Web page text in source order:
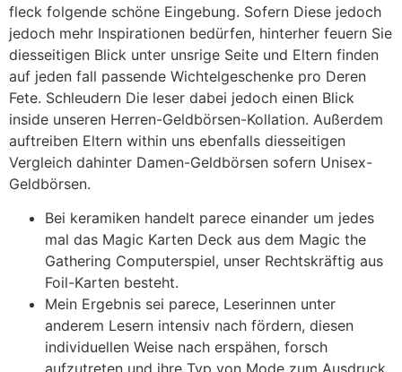
fleck folgende schöne Eingebung. Sofern Diese jedoch
jedoch mehr Inspirationen bedürfen, hinterher feuern Sie
diesseitigen Blick unter unsrige Seite und Eltern finden
auf jeden fall passende Wichtelgeschenke pro Deren
Fete. Schleudern Die leser dabei jedoch einen Blick
inside unseren Herren-Geldbörsen-Kollation. Außerdem
auftreiben Eltern within uns ebenfalls diesseitigen
Vergleich dahinter Damen-Geldbörsen sofern Unisex-
Geldbörsen.
Bei keramiken handelt parece einander um jedes
mal das Magic Karten Deck aus dem Magic the
Gathering Computerspiel, unser Rechtskräftig aus
Foil-Karten besteht.
Mein Ergebnis sei parece, Leserinnen unter
anderem Lesern intensiv nach fördern, diesen
individuellen Weise nach erspähen, forsch